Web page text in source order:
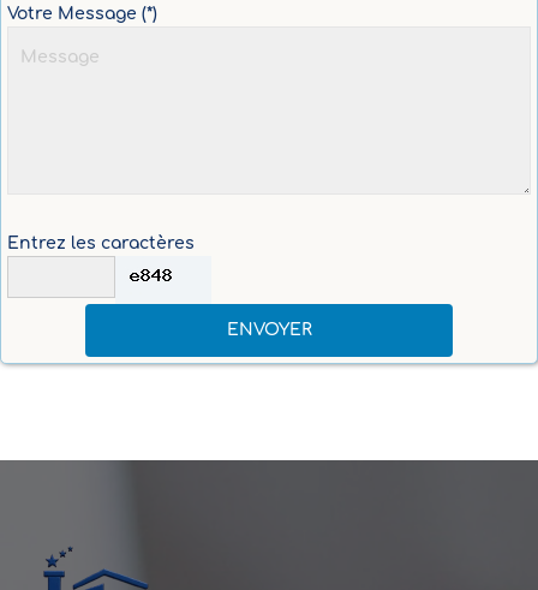
Votre Message (*)
Entrez les caractères